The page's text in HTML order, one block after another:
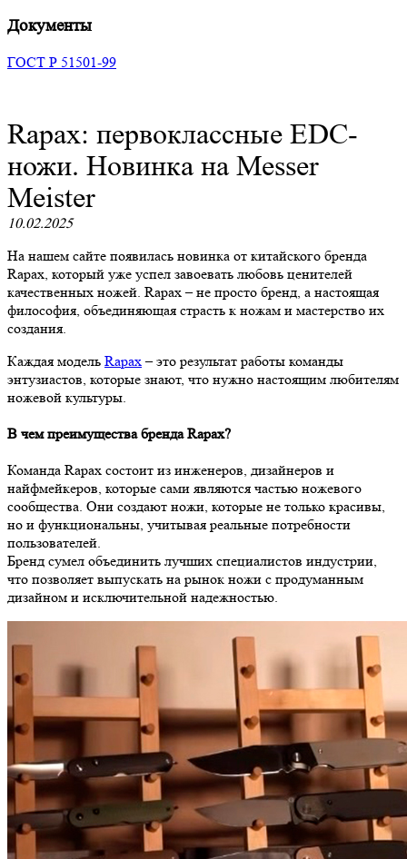
Документы
ГОСТ Р 51501-99
Rapax: первоклассные EDC-
ножи. Новинка на Messer
Meister
10.02.2025
На нашем сайте появилась новинка от китайского бренда
Rapax, который уже успел завоевать любовь ценителей
качественных ножей. Rapax – не просто бренд, а настоящая
философия, объединяющая страсть к ножам и мастерство их
создания.
Каждая модель Rapax – это результат работы команды
энтузиастов, которые знают, что нужно настоящим любителям
ножевой культуры.
В чем преимущества бренда Rapax?
Команда Rapax состоит из инженеров, дизайнеров и
найфмейкеров, которые сами являются частью ножевого
сообщества. Они создают ножи, которые не только красивы,
но и функциональны, учитывая реальные потребности
пользователей.
Бренд сумел объединить лучших специалистов индустрии,
что позволяет выпускать на рынок ножи с продуманным
дизайном и исключительной надежностью.